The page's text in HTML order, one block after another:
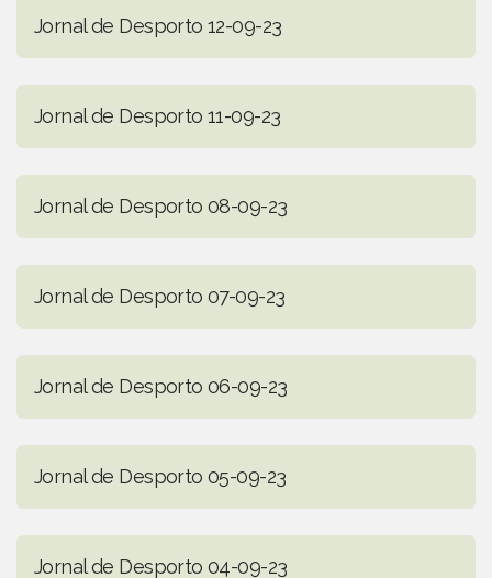
Jornal de Desporto 12-09-23
Jornal de Desporto 11-09-23
Jornal de Desporto 08-09-23
Jornal de Desporto 07-09-23
Jornal de Desporto 06-09-23
Jornal de Desporto 05-09-23
Jornal de Desporto 04-09-23